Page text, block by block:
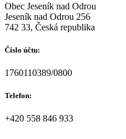
Obec Jeseník nad Odrou
Jeseník nad Odrou 256
742 33, Česká republika
Číslo účtu:
1760110389/0800
Telefon:
+420 558 846 933